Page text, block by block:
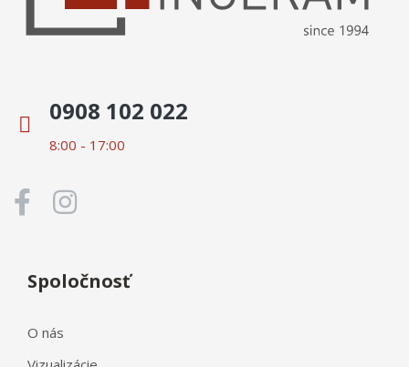
0908 102 022
8:00 - 17:00
Spoločnosť
O nás